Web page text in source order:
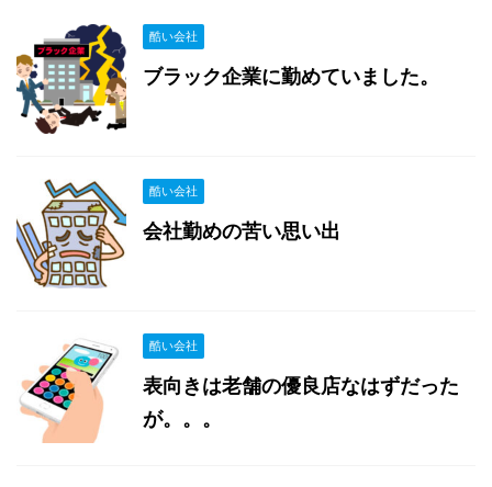
酷い会社
ブラック企業に勤めていました。
酷い会社
会社勤めの苦い思い出
酷い会社
表向きは老舗の優良店なはずだった
が。。。